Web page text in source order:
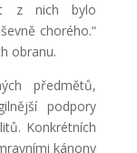
z nich bylo
chorého.“
obranu.
předmětů,
podpory
Konkrétních
kánony